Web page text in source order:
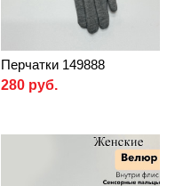
Перчатки 149888
280 руб.